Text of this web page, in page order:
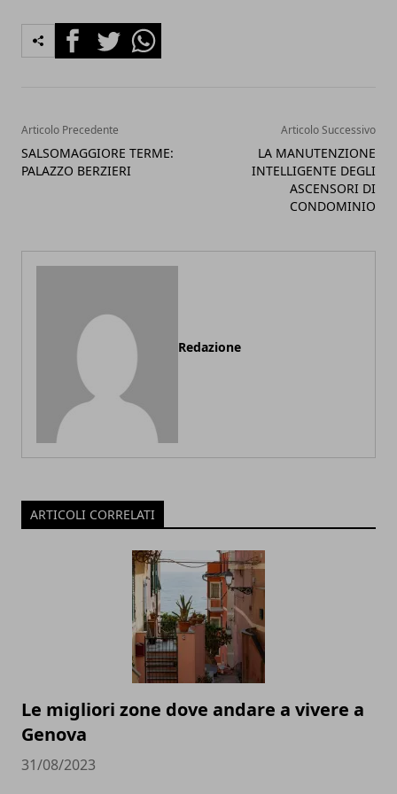
FacebookTwitterWhatsapp
Articolo Precedente
SALSOMAGGIORE TERME:
PALAZZO BERZIERI
Articolo Successivo
LA MANUTENZIONE
INTELLIGENTE DEGLI
ASCENSORI DI
CONDOMINIO
Redazione
ARTICOLI CORRELATI
Le migliori zone dove andare a vivere a
Genova
31/08/2023